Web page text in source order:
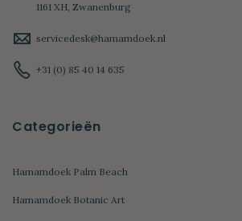
1161 XH, Zwanenburg
servicedesk@hamamdoek.nl
+31 (0) 85 40 14 635
Categorieën
Hamamdoek Palm Beach
Hamamdoek Botanic Art